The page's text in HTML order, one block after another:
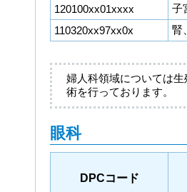
120100xx01xxxx
子
110320xx97xx0x
腎
婦人科領域については
術を行っております。
眼科
DPCコード